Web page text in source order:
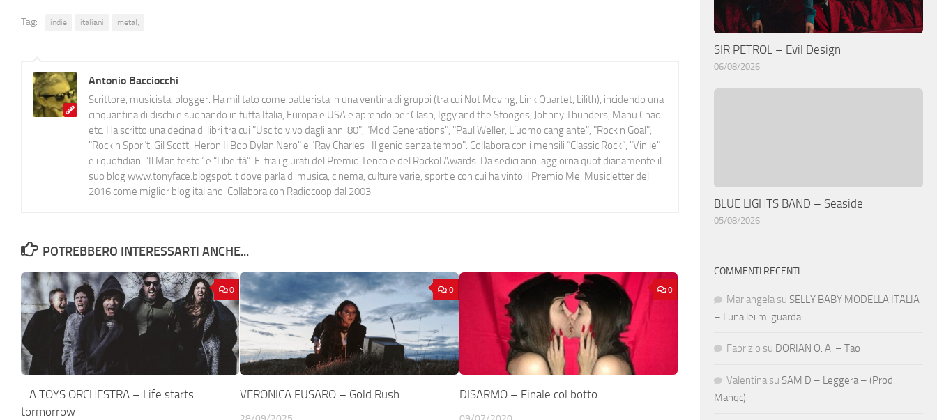
Tag: indie italiani metal;
Antonio Bacciocchi
Scrittore, musicista, blogger. Ha militato come batterista in una ventina di gruppi (tra cui Not Moving, Link Quartet, Lilith), incidendo una
cinquantina di dischi e suonando in tutta Italia, Europa e USA e aprendo per Clash, Iggy and the Stooges, Johnny Thunders, Manu Chao
etc. Ha scritto una decina di libri tra cui "Uscito vivo dagli anni 80", "Mod Generations", "Paul Weller, L’uomo cangiante", "Rock n Goal",
"Rock n Spor"t, Gil Scott-Heron Il Bob Dylan Nero" e "Ray Charles- Il genio senza tempo". Collabora con i mensili “Classic Rock”, "Vinile"
e i quotidiani “Il Manifesto” e “Libertà”. E' tra i giurati del Premio Tenco e del Rockol Awards. Da sedici anni aggiorna quotidianamente il
suo blog www.tonyface.blogspot.it dove parla di musica, cinema, culture varie, sport e con cui ha vinto il Premio Mei Musicletter del
2016 come miglior blog italiano. Collabora con Radiocoop dal 2003.
POTREBBERO INTERESSARTI ANCHE...
0
…A TOYS ORCHESTRA – Life starts
tormorrow
0
VERONICA FUSARO – Gold Rush
0
DISARMO – Finale col botto
SIR PETROL – Evil Design
06/08/2026
BLUE LIGHTS BAND – Seaside
05/08/2026
COMMENTI RECENTI
Mariangela su SELLY BABY MODELLA ITALIA
– Luna lei mi guarda
Fabrizio su DORIAN O. A. – Tao
Valentina su SAM D – Leggera – (Prod.
Manqc)